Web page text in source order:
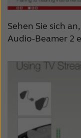
4) Der Audio-
anderen
ReSound
Sehen Sie sich
Audio-Beamer 2